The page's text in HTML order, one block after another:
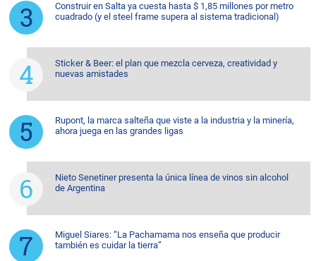
Construir en Salta ya cuesta hasta $ 1,85 millones por metro
cuadrado (y el steel frame supera al sistema tradicional)
Sticker & Beer: el plan que mezcla cerveza, creatividad y
nuevas amistades
Rupont, la marca salteña que viste a la industria y la minería,
ahora juega en las grandes ligas
Nieto Senetiner presenta la única línea de vinos sin alcohol
de Argentina
Miguel Siares: “La Pachamama nos enseña que producir
también es cuidar la tierra”